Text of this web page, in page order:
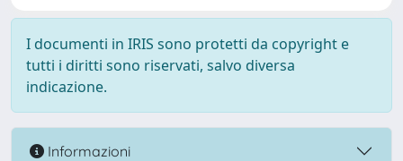
I documenti in IRIS sono protetti da copyright e
tutti i diritti sono riservati, salvo diversa
indicazione.
Informazioni